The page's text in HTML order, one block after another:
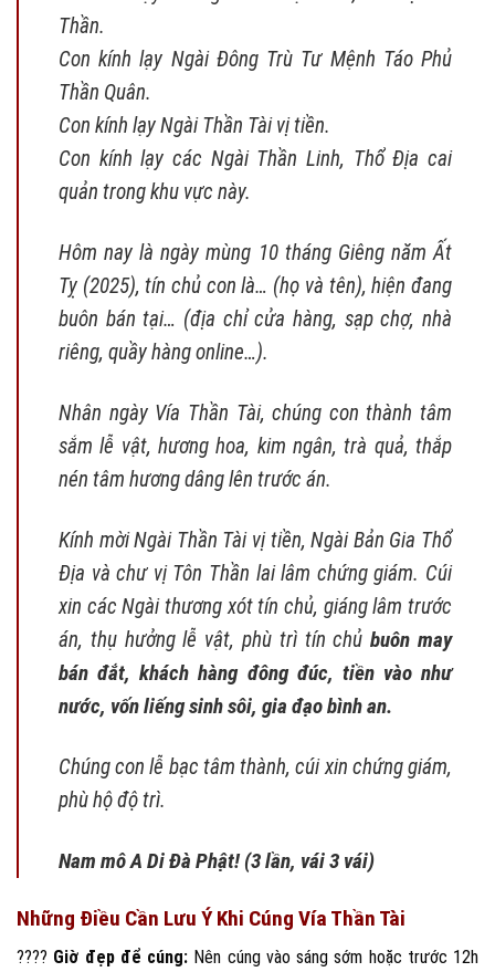
Thần.
Con kính lạy Ngài Đông Trù Tư Mệnh Táo Phủ
Thần Quân.
Con kính lạy Ngài Thần Tài vị tiền.
Con kính lạy các Ngài Thần Linh, Thổ Địa cai
quản trong khu vực này.
Hôm nay là ngày mùng 10 tháng Giêng năm Ất
Tỵ (2025), tín chủ con là… (họ và tên), hiện đang
buôn bán tại… (địa chỉ cửa hàng, sạp chợ, nhà
riêng, quầy hàng online…).
Nhân ngày Vía Thần Tài, chúng con thành tâm
sắm lễ vật, hương hoa, kim ngân, trà quả, thắp
nén tâm hương dâng lên trước án.
Kính mời Ngài Thần Tài vị tiền, Ngài Bản Gia Thổ
Địa và chư vị Tôn Thần lai lâm chứng giám. Cúi
xin các Ngài thương xót tín chủ, giáng lâm trước
án, thụ hưởng lễ vật, phù trì tín chủbuôn may
bán đắt, khách hàng đông đúc, tiền vào như
nước, vốn liếng sinh sôi, gia đạo bình an.
Chúng con lễ bạc tâm thành, cúi xin chứng giám,
phù hộ độ trì.
Nam mô A Di Đà Phật! (3 lần, vái 3 vái)
Những Điều Cần Lưu Ý Khi Cúng Vía Thần Tài
???? Giờ đẹp để cúng: Nên cúng vào sáng sớm hoặc trước 12h